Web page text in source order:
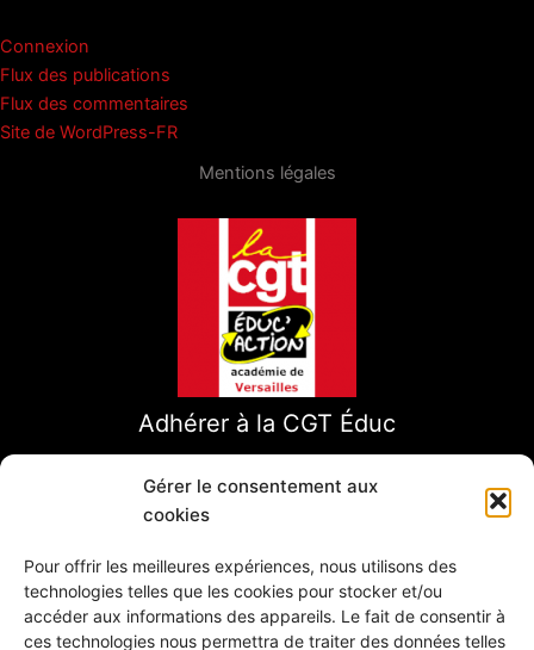
Gérer le consentement aux
cookies
Pour offrir les meilleures expériences, nous utilisons des
technologies telles que les cookies pour stocker et/ou
accéder aux informations des appareils. Le fait de consentir à
ces technologies nous permettra de traiter des données telles
Connexion
Flux des publications
Flux des commentaires
Site de WordPress-FR
Mentions légales
Adhérer à la CGT Éduc